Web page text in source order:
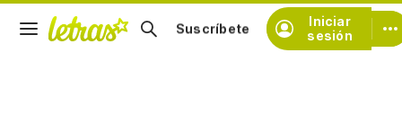
Iniciar
sesión
Suscríbete